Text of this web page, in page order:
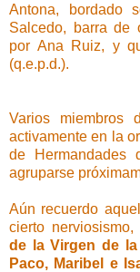
Antona, bordado
Salcedo, barra de
por Ana Ruiz, y
(q.e.p.d.).
Varios miembros
activamente en la
de Hermandades
agruparse
Aún recuerdo
cierto nerviosismo,
de la Virgen de la
Paco, Maribel e